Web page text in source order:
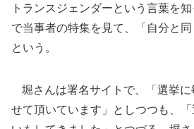
トランスジェンダーという言葉を
で当事者の特集を見て、「自分と
という。
堀さんは署名サイトで、「選挙に
せて頂いています」としつつも、